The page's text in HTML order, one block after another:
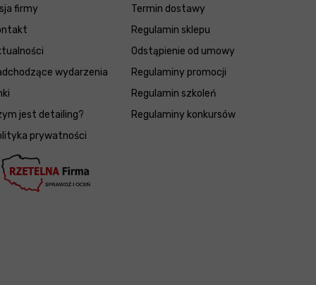
firmy
wydarzenia
jest detailing?
prywatności
Termin dostawy
Regulamin sklepu
Odstąpienie od umowy
Regulaminy promocji
Regulamin szkoleń
Regulaminy konkursów